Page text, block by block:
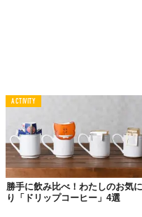
この世界は
ACTIVITY
勝手に飲み比べ！わたしのお気
り「ドリップコーヒー」4選